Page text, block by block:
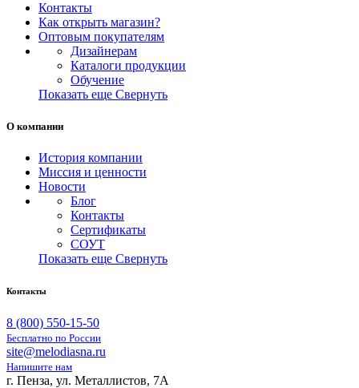
Контакты
Как открыть магазин?
Оптовым покупателям
Дизайнерам
Каталоги продукции
Обучение
Показать еще Свернуть
О компании
История компании
Миссия и ценности
Новости
Блог
Контакты
Сертификаты
СОУТ
Показать еще Свернуть
Контакты
8 (800) 550-15-50
Бесплатно по России
site@melodiasna.ru
Напишите нам
г. Пенза, ул. Металлистов, 7А